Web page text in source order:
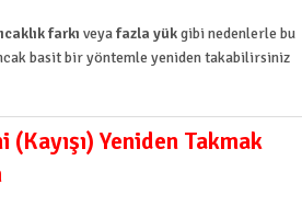
farkı veyafazla yükgibi nedenlerle bu
basit bir yöntemle yeniden takabilirsiniz
Yeniden Takmak